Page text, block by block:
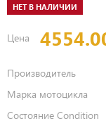
НЕТ В НАЛИЧИИ
Цена
Производитель
Марка мотоцикла
Состояние Condition